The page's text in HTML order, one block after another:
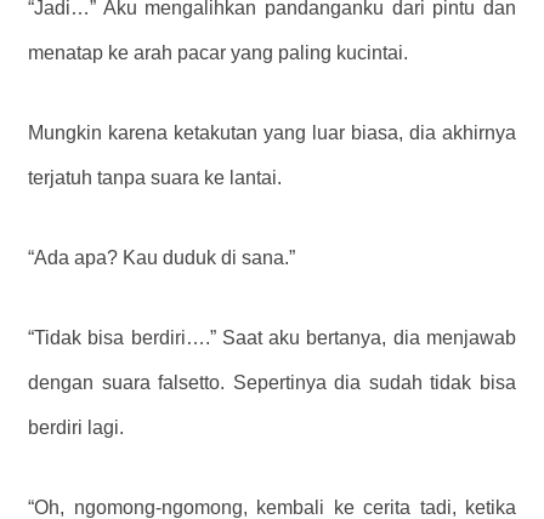
“Jadi…” Aku mengalihkan pandanganku dari pintu dan
menatap ke arah pacar yang paling kucintai.
Mungkin karena ketakutan yang luar biasa, dia akhirnya
terjatuh tanpa suara ke lantai.
“Ada apa? Kau duduk di sana.”
“Tidak bisa berdiri….” Saat aku bertanya, dia menjawab
dengan suara falsetto. Sepertinya dia sudah tidak bisa
berdiri lagi.
“Oh, ngomong-ngomong, kembali ke cerita tadi, ketika